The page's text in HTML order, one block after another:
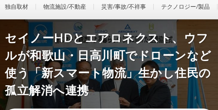
独自取材 物流施設/不動産 災害/事故/不祥事 テクノロジー/製品
セイノーHDとエアロネクスト、ウフ
ルが和歌山・日高川町でドローンなど
使う「新スマート物流」生かし住民の
孤立解消へ連携